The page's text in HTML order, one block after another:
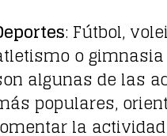
: Fútbol,
o
algunas de las
populares,
la